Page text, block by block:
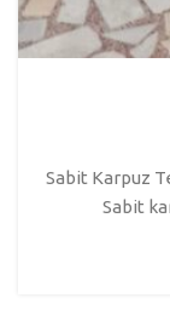
Sabit Karpuz
Sabit